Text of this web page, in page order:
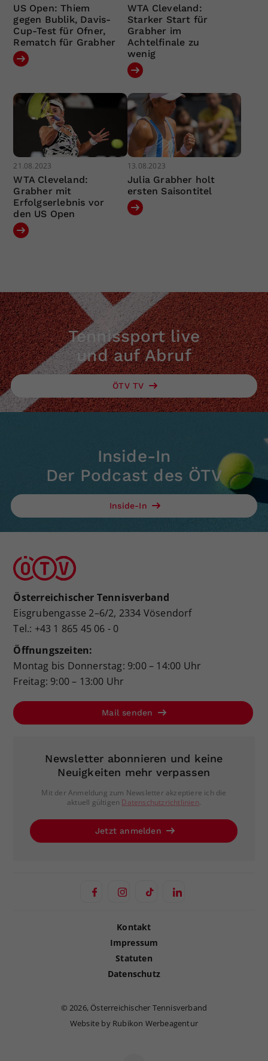
US Open: Thiem
gegen Bublik, Davis-
Cup-Test für Ofner,
Rematch für Grabher
WTA Cleveland:
Starker Start für
Grabher im
Achtelfinale zu
wenig
21.08.2023
WTA Cleveland:
Grabher mit
Erfolgserlebnis vor
den US Open
13.08.2023
Julia Grabher holt
ersten Saisontitel
Tennissport live
und auf Abruf
ÖTV TV
Inside-In
Der Podcast des ÖTV
Inside-In
Österreichischer Tennisverband
Eisgrubengasse 2–6/2, 2334 Vösendorf
Tel.: +43 1 865 45 06 - 0
Öffnungszeiten:
Montag bis Donnerstag: 9:00 – 14:00 Uhr
Freitag: 9:00 – 13:00 Uhr
Mail senden
Newsletter abonnieren und keine
Neuigkeiten mehr verpassen
Mit der Anmeldung zum Newsletter akzeptiere ich die
aktuell gültigen Datenschutzrichtlinien.
Jetzt anmelden
Kontakt
Impressum
Statuten
Datenschutz
©2026, Österreichischer Tennisverband
Website by Rubikon Werbeagentur